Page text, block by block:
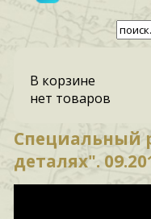
В корзине
нет товаров
Специальный
деталях".